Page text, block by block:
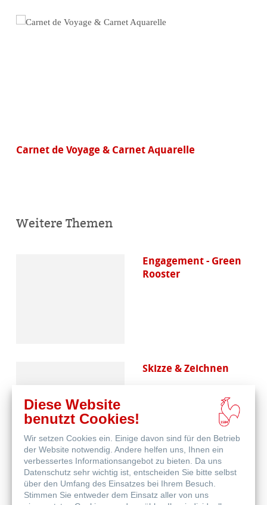
Carnet de Voyage & Carnet Aquarelle
Weitere Themen
Engagement - Green
Rooster
Skizze & Zeichnen
Aquarell
Diese Website
benutzt Cookies!
Wir setzen Cookies ein. Einige davon sind für den Betrieb
der Website notwendig. Andere helfen uns, Ihnen ein
verbessertes Informationsangebot zu bieten. Da uns
Datenschutz sehr wichtig ist, entscheiden Sie bitte selbst
über den Umfang des Einsatzes bei Ihrem Besuch.
Stimmen Sie entweder dem Einsatz aller von uns